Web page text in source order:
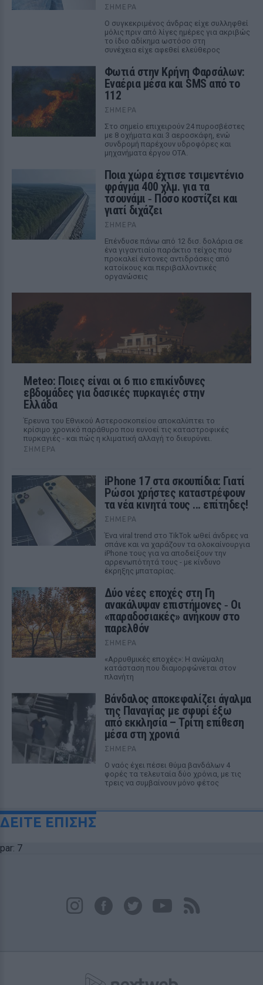
ΣΉΜΕΡΑ
Ο συγκεκριμένος άνδρας είχε συλληφθεί
μόλις πριν από λίγες ημέρες για ακριβώς
το ίδιο αδίκημα ωστόσο στη
συνέχεια είχε αφεθεί ελεύθερος
Φωτιά στην Κρήνη Φαρσάλων:
Εναέρια μέσα και SMS από το
112
ΣΉΜΕΡΑ
Στο σημείο επιχειρούν 24 πυροσβέστες
με 8 οχήματα και 3 αεροσκάφη, ενώ
συνδρομή παρέχουν υδροφόρες και
μηχανήματα έργου ΟΤΑ.
Ποια χώρα έχτισε τσιμεντένιο
φράγμα 400 χλμ. για τα
τσουνάμι ‑ Πόσο κοστίζει και
γιατί διχάζει
ΣΉΜΕΡΑ
Επένδυσε πάνω από 12 δισ. δολάρια σε
ένα γιγαντιαίο παράκτιο τείχος που
προκαλεί έντονες αντιδράσεις από
κατοίκους και περιβαλλοντικές
οργανώσεις
Meteo: Ποιες είναι οι 6 πιο επικίνδυνες
εβδομάδες για δασικές πυρκαγιές στην
Ελλάδα
Έρευνα του Εθνικού Αστεροσκοπείου αποκαλύπτει το
κρίσιμο χρονικό παράθυρο που ευνοεί τις καταστροφικές
πυρκαγιές - και πώς η κλιματική αλλαγή το διευρύνει.
ΣΉΜΕΡΑ
iPhone 17 στα σκουπίδια: Γιατί
Ρώσοι χρήστες καταστρέφουν
τα νέα κινητά τους ... επίτηδες!
ΣΉΜΕΡΑ
Ένα viral trend στο TikTok ωθεί άνδρες να
σπάνε και να χαράζουν τα ολοκαίνουργια
iPhone τους για να αποδείξουν την
αρρενωπότητά τους - με κίνδυνο
έκρηξης μπαταρίας.
Δύο νέες εποχές στη Γη
ανακάλυψαν επιστήμονες ‑ Oι
«παραδοσιακές» ανήκουν στο
παρελθόν
ΣΉΜΕΡΑ
«Αρρυθμικές εποχές»: Η ανώμαλη
κατάσταση που διαμορφώνεται στον
πλανήτη
Βάνδαλος αποκεφαλίζει άγαλμα
της Παναγίας με σφυρί έξω
από εκκλησία – Τρίτη επίθεση
μέσα στη χρονιά
ΣΉΜΕΡΑ
Ο ναός έχει πέσει θύμα βανδάλων 4
φορές τα τελευταία δύο χρόνια, με τις
τρεις να συμβαίνουν μόνο φέτος
ΔΕΙΤΕ ΕΠΙΣΗΣ
par: 7